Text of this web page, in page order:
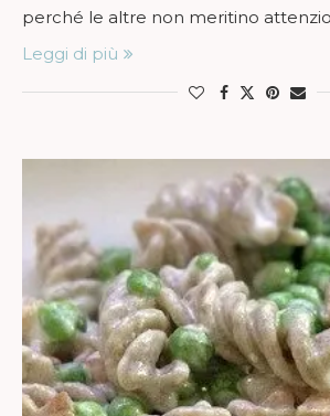
perché le altre non meritino
Leggi di più